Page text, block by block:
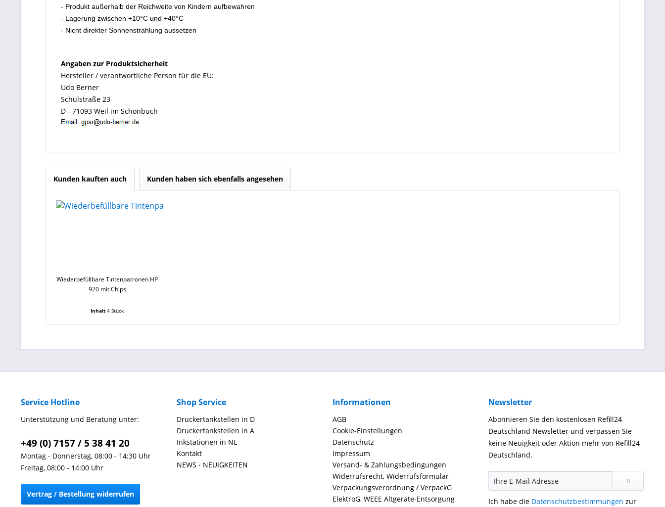
- Produkt außerhalb der Reichweite von Kindern aufbewahren
- Lagerung zwischen +10°C und +40°C
- Nicht direkter Sonnenstrahlung aussetzen
Angaben zur Produktsicherheit
Hersteller / verantwortliche Person für die EU:
Udo Berner
Schulstraße 23
D - 71093 Weil im Schönbuch
Kunden kauften auch Kunden haben sich ebenfalls angesehen
Wiederbefüllbare Tintenpatronen HP
920 mit Chips
Inhalt4 Stück
Service Hotline
Unterstützung und Beratung unter:
+49 (0) 7157 / 5 38 41 20
Montag - Donnerstag, 08:00 - 14:30 Uhr
Freitag, 08:00 - 14:00 Uhr
Vertrag / Bestellung widerrufen
Shop Service
Druckertankstellen in D
Druckertankstellen in A
Inkstationen in NL
Kontakt
NEWS - NEUIGKEITEN
Informationen
AGB
Cookie-Einstellungen
Datenschutz
Impressum
Versand- & Zahlungsbedingungen
Widerrufsrecht, Widerrufsformular
Verpackungsverordnung / VerpackG
ElektroG, WEEE Altgeräte-Entsorgung
Newsletter
Abonnieren Sie den kostenlosen Refill24
Deutschland Newsletter und verpassen Sie
keine Neuigkeit oder Aktion mehr von Refill24
Deutschland.
Ich habe die Datenschutzbestimmungen zur